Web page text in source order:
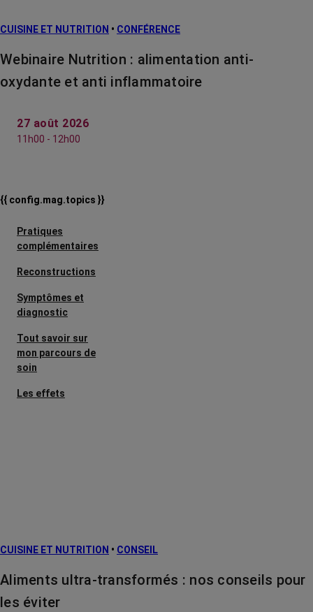
CUISINE ET NUTRITION • CONFÉRENCE
Webinaire Nutrition : alimentation anti-
oxydante et anti inflammatoire
27 août 2026
11h00 - 12h00
{{ config.mag.topics }}
Pratiques
complémentaires
Reconstructions
Symptômes et
diagnostic
Tout savoir sur
mon parcours de
soin
Les effets
Traitements
La vie autour
CUISINE ET NUTRITION • CONSEIL
Aliments ultra-transformés : nos conseils pour
les éviter